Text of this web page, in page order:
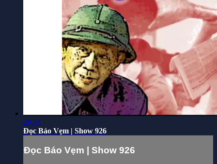
29:58
Đọc Báo Vẹm | Show 926
Đọc Báo Vẹm | Show 926